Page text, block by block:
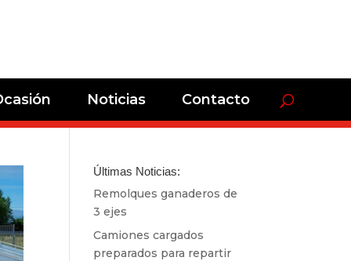
Noticias Contacto
Últimas Noticias:
Remolques ganaderos de
3 ejes
Camiones cargados
preparados para repartir